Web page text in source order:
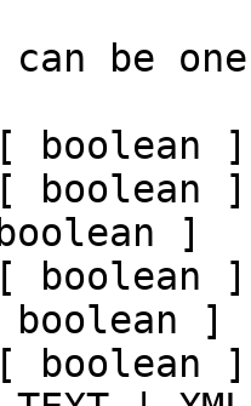
can be